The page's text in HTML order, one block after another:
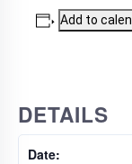
Add to
DETAILS
Date: